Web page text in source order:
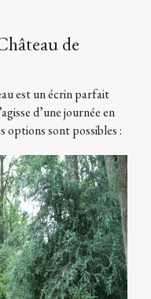
de
est un écrin parfait
d’une journée en
options sont possibles :